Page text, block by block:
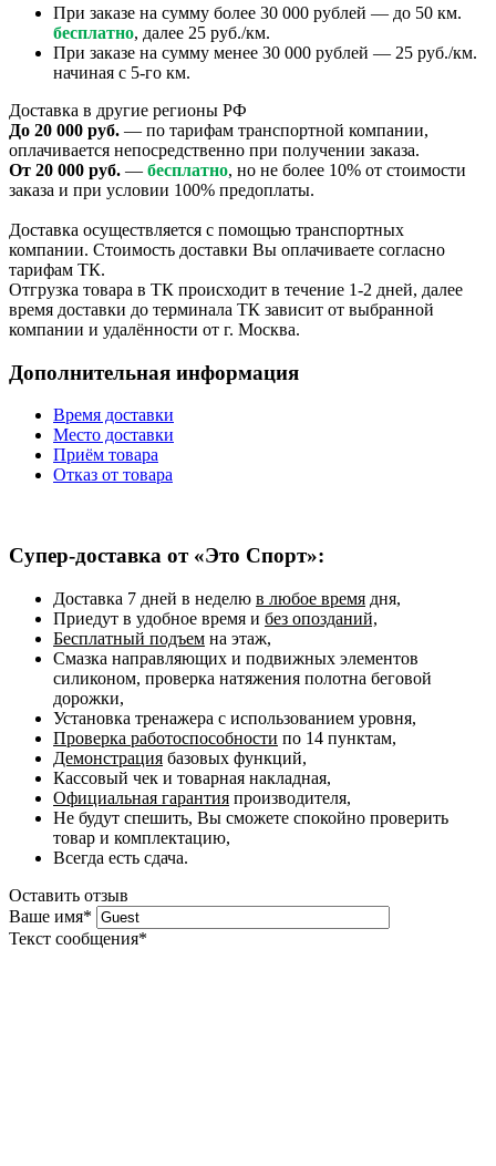
При заказе на сумму более 30 000 рублей — до 50 км.
бесплатно, далее 25 руб./км.
При заказе на сумму менее 30 000 рублей — 25 руб./км.
начиная с 5-го км.
Доставка в другие регионы РФ
До 20 000 руб. — по тарифам транспортной компании,
оплачивается непосредственно при получении заказа.
От 20 000 руб. — бесплатно, но не более 10% от стоимости
заказа и при условии 100% предоплаты.
Доставка осуществляется с помощью транспортных
компании. Стоимость доставки Вы оплачиваете согласно
тарифам ТК.
Отгрузка товара в ТК происходит в течение 1-2 дней, далее
время доставки до терминала ТК зависит от выбранной
компании и удалённости от г. Москва.
Дополнительная информация
Время доставки
Место доставки
Приём товара
Отказ от товара
Супер-доставка от «Это Спорт»:
Доставка 7 дней в неделю в любое время дня,
Приедут в удобное время и без опозданий,
Бесплатный подъем на этаж,
Смазка направляющих и подвижных элементов
силиконом, проверка натяжения полотна беговой
дорожки,
Установка тренажера с использованием уровня,
Проверка работоспособности по 14 пунктам,
Демонстрация базовых функций,
Кассовый чек и товарная накладная,
Официальная гарантия производителя,
Не будут спешить, Вы сможете спокойно проверить
товар и комплектацию,
Всегда есть сдача.
Оставить отзыв
Ваше имя*
Текст сообщения*